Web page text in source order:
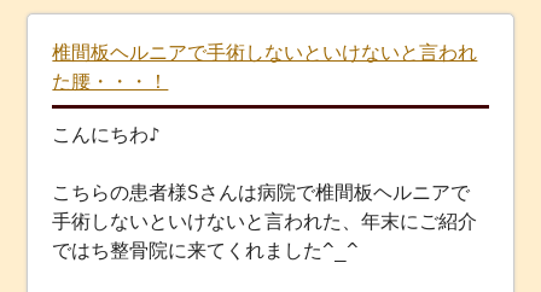
椎間板ヘルニアで手術しないといけないと言われ
た腰・・・！
こんにちわ♪
こちらの患者様Sさんは病院で椎間板ヘルニアで
手術しないといけないと言われた、年末にご紹介
ではち整骨院に来てくれました^_^